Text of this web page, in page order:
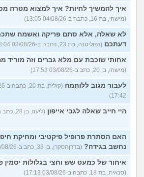
איך להמשיך לחיות? איך למצוא מטרה
(מישהי, בת 16, כתבה ב-04/08/26 13:05)
לא שאלה, אלא סתם פריקה ואשמח
דעתכם (נפוליטנה, בת 23, כתבה ב-03/08/26 18:04)
אחותי שוכבת עם מלא גברים וזה מוריד
(מישהו, בן 20, כתב ב-03/08/26 17:53)
לעבור מגוב ללוחמה
17:42)
היי חייב שאלה לגבי אייפון (ליעוז, בן 28, כתב ב-03/08/26 17:33)
האם הסתרת פרופיל פיקטיבי ומחיקת
נחשב בגידה? (בדרןהסקרן, בן 33, כתב ב-03/08/26 17:24)
איחור של כמעט שש וחצי בגלולות יסמין
(סנאית, בת 18, כתבה ב-03/08/26 17:13)